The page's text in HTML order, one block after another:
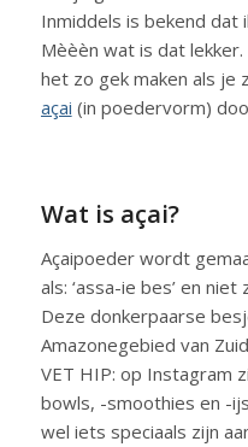
Inmiddels is bekend dat
Mèèèn wat is dat
het zo gek maken als je
açai (in poedervorm)
Wat is açai?
Açaipoeder wordt
als: ‘assa-ie bes’ en niet
Deze donkerpaarse
Amazonegebied van
VET HIP: op Instagram
bowls, -smoothies en -
wel iets speciaals zijn